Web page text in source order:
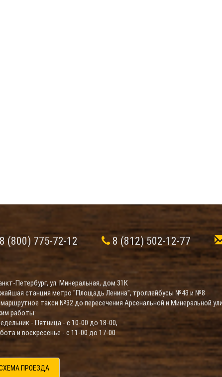
8 (800) 775-72-12 8 (812) 502-12-77
Петербург, ул. Минеральная, дом 31К
станция метро "Площадь Ленина", троллейбусы №43 и №8
такси №32 до пересечения Арсенальной и Минеральной
работы:
- Пятница - с 10-00 до 18-00,
и воскресенье - с 11-00 до 17-00.
ПРОЕЗДА